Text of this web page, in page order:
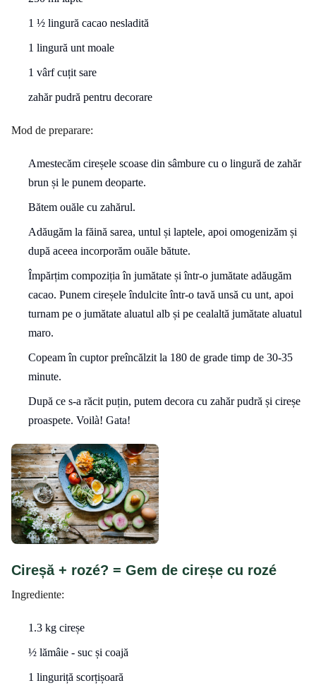
1 ½ lingură cacao nesladită
1 lingură unt moale
1 vârf cuțit sare
zahăr pudră pentru decorare
Mod de preparare:
Amestecăm cireșele scoase din sâmbure cu o lingură de zahăr
brun și le punem deoparte.
Bătem ouăle cu zahărul.
Adăugăm la făină sarea, untul și laptele, apoi omogenizăm și
după aceea incorporăm ouăle bătute.
Împărțim compoziția în jumătate și într-o jumătate adăugăm
cacao. Punem cireșele îndulcite într-o tavă unsă cu unt, apoi
turnam pe o jumătate aluatul alb și pe cealaltă jumătate aluatul
maro.
Copeam în cuptor preîncălzit la 180 de grade timp de 30-35
minute.
După ce s-a răcit puțin, putem decora cu zahăr pudră și cireșe
proaspete. Voilà! Gata!
Cireșă + rozé? = Gem de cireșe cu rozé
Ingrediente:
1.3 kg cireșe
½ lămâie - suc și coajă
1 linguriță scorțișoară